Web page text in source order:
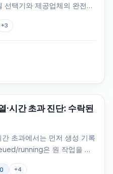
선택기와 제공업체의 완전한
+3
시간 초과 진단: 수락된
초과에서는 먼저 생성 기록
running은 원 작업을 조
+4